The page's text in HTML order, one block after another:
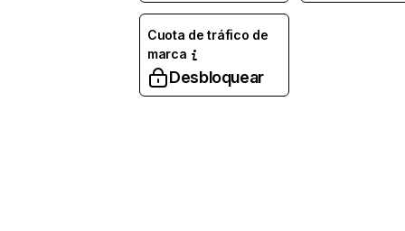
Cuota de tráfico de
marca
Desbloquear